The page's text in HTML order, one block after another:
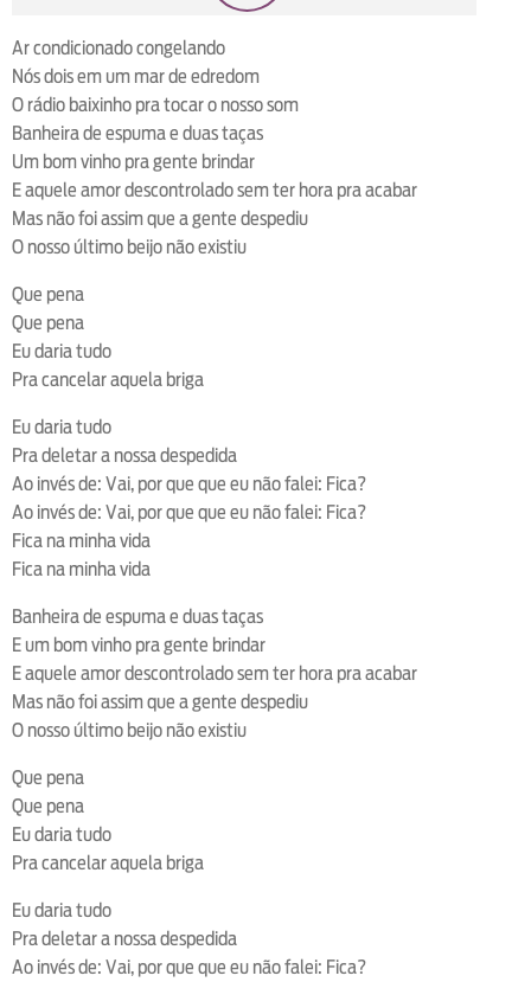
Ar condicionado congelando
Nós dois em um mar de edredom
O rádio baixinho pra tocar o nosso som
Banheira de espuma e duas taças
Um bom vinho pra gente brindar
E aquele amor descontrolado sem ter hora pra acabar
Mas não foi assim que a gente despediu
O nosso último beijo não existiu
Que pena
Que pena
Eu daria tudo
Pra cancelar aquela briga
Eu daria tudo
Pra deletar a nossa despedida
Ao invés de: Vai, por que que eu não falei: Fica?
Ao invés de: Vai, por que que eu não falei: Fica?
Fica na minha vida
Fica na minha vida
Banheira de espuma e duas taças
E um bom vinho pra gente brindar
E aquele amor descontrolado sem ter hora pra acabar
Mas não foi assim que a gente despediu
O nosso último beijo não existiu
Que pena
Que pena
Eu daria tudo
Pra cancelar aquela briga
Eu daria tudo
Pra deletar a nossa despedida
Ao invés de: Vai, por que que eu não falei: Fica?